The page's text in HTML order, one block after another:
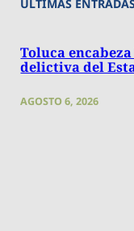
ÚLTIMAS
Toluca
delictiva del
AGOSTO 6, 2026